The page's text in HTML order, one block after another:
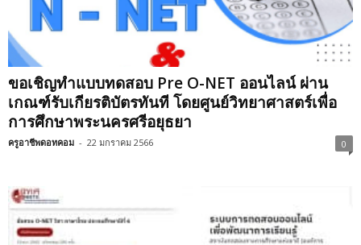
ขอเชิญทำแบบทดสอบ Pre O-NET ออนไลน์ ผ่าน
เกณฑ์รับเกียรติบัตรทันที โดยศูนย์วิทยาศาสตร์เพื่อ
การศึกษาพระนครศรีอยุธยา
ครูอาชีพดอทคอม - 22 มกราคม 2566 0